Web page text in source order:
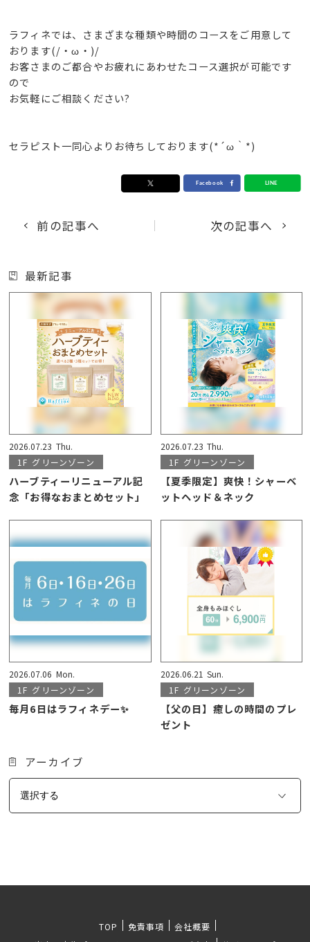
ラフィネでは、さまざまな種類や時間のコースをご用意して
おります(/・ω・)/
お客さまのご都合やお疲れにあわせたコース選択が可能です
ので
お気軽にご相談ください?
セラピスト一同心よりお待ちしております(*´ω｀*)
前の記事へ 次の記事へ
最新記事
2026.07.23 Thu.
1F グリーンゾーン
ハーブティーリニューアル記
念「お得なおまとめセット」
2026.07.23 Thu.
1F グリーンゾーン
【夏季限定】爽快！シャーベ
ットヘッド＆ネック
2026.07.06 Mon.
1F グリーンゾーン
毎月6日はラフィネデー✨
2026.06.21 Sun.
1F グリーンゾーン
【父の日】癒しの時間のプレ
ゼント
アーカイブ
TOP 免責事項
会社概要